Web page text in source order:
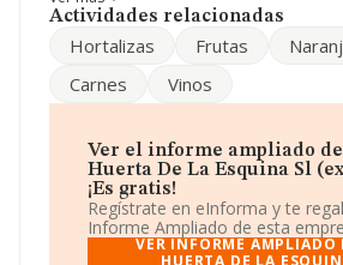
establecimientos no especializados
Sociedad Limitada. Clasifica su
alimenticios, bebidas y tabaco',
sociedad no tiene actividad en
Para comunicarse con sus oficinas, el
teléfono es 918287958.
La sociedad españolaA La Huerta
(extinguida) , con NIF B86033495,
social establecido en Calle Santa
Actividades relacionadas
Hortalizas Frutas
Carnes
Vinos
Ver el informe ampliado
Huerta De La Esquina Sl
¡Es gratis!
Regístrate en eInforma y te
Informe Ampliado de esta
VER INFORME AMPLIADO
HUERTA DE LA